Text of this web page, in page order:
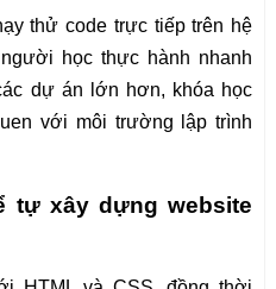
thử code trực tiếp trên hệ
học thực hành nhanh
dự án lớn hơn, khóa học
với môi trường lập trình
tự xây dựng website